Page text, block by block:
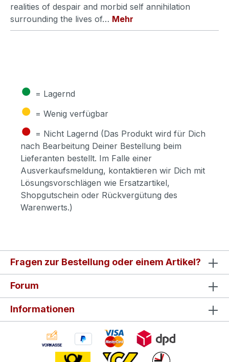
realities of despair and morbid self annihilation
surrounding the lives of… Mehr
● = Lagernd
● = Wenig verfügbar
● = Nicht Lagernd (Das Produkt wird für Dich
nach Bearbeitung Deiner Bestellung beim
Lieferanten bestellt. Im Falle einer
Ausverkaufsmeldung, kontaktieren wir Dich mit
Lösungsvorschlägen wie Ersatzartikel,
Shopgutschein oder Rückvergütung des
Warenwerts.)
Fragen zur Bestellung oder einem Artikel?
Forum
Informationen